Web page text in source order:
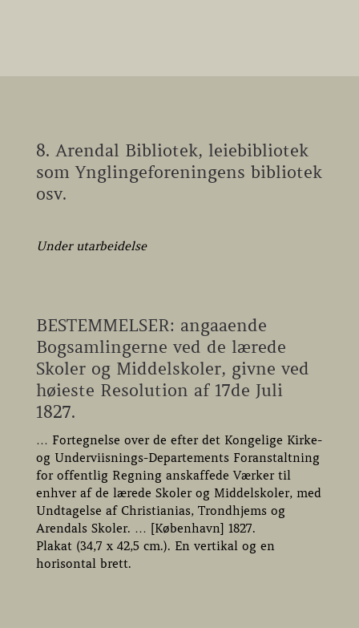
8. Arendal Bibliotek, leiebibliotek
som Ynglingeforeningens bibliotek
osv.
Under utarbeidelse
BESTEMMELSER: angaaende
Bogsamlingerne ved de lærede
Skoler og Middelskoler, givne ved
høieste Resolution af 17de Juli
1827.
… Fortegnelse over de efter det Kongelige Kirke-
og Underviisnings-Departements Foranstaltning
for offentlig Regning anskaffede Værker til
enhver af de lærede Skoler og Middelskoler, med
Undtagelse af Christianias, Trondhjems og
Arendals Skoler. … [København] 1827.
Plakat (34,7 x 42,5 cm.). En vertikal og en
horisontal brett.